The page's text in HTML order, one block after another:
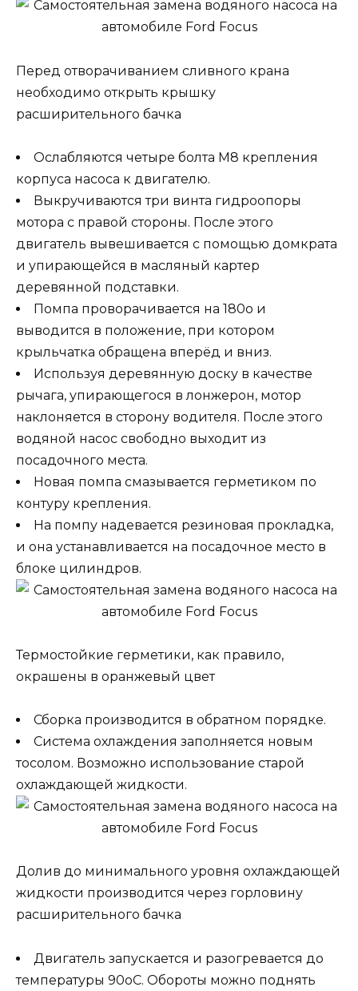
Перед отворачиванием сливного крана
необходимо открыть крышку
расширительного бачка
Ослабляются четыре болта М8 крепления
корпуса насоса к двигателю.
Выкручиваются три винта гидроопоры
мотора с правой стороны. После этого
двигатель вывешивается с помощью домкрата
и упирающейся в масляный картер
деревянной подставки.
Помпа проворачивается на 180о и
выводится в положение, при котором
крыльчатка обращена вперёд и вниз.
Используя деревянную доску в качестве
рычага, упирающегося в лонжерон, мотор
наклоняется в сторону водителя. После этого
водяной насос свободно выходит из
посадочного места.
Новая помпа смазывается герметиком по
контуру крепления.
На помпу надевается резиновая прокладка,
и она устанавливается на посадочное место в
блоке цилиндров.
Термостойкие герметики, как правило,
окрашены в оранжевый цвет
Сборка производится в обратном порядке.
Система охлаждения заполняется новым
тосолом. Возможно использование старой
охлаждающей жидкости.
Долив до минимального уровня охлаждающей
жидкости производится через горловину
расширительного бачка
Двигатель запускается и разогревается до
температуры 90оС. Обороты можно поднять